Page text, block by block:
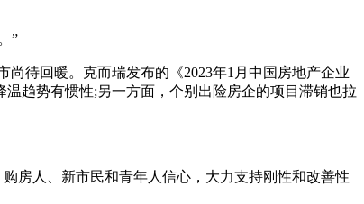
”
待回暖。克而瑞发布的《2023年1月中国房地产企业
趋势有惯性;另一方面，个别出险房企的项目滞销也拉
房人、新市民和青年人信心，大力支持刚性和改善性